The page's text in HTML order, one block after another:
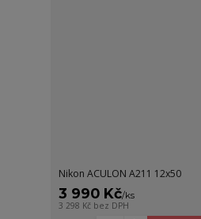
Nikon ACULON A211 12x50
3 990 Kč/ks
3 298 Kč bez DPH